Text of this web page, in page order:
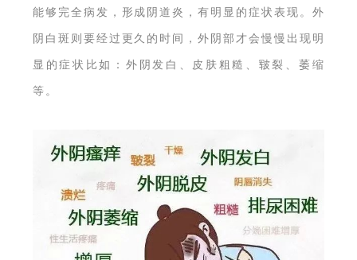
能够完全病发，形成阴道炎，有明显的症状表现。外
阴白斑则要经过更久的时间，外阴部才会慢慢出现明
显的症状比如：外阴发白、皮肤粗糙、皲裂、萎缩
等。